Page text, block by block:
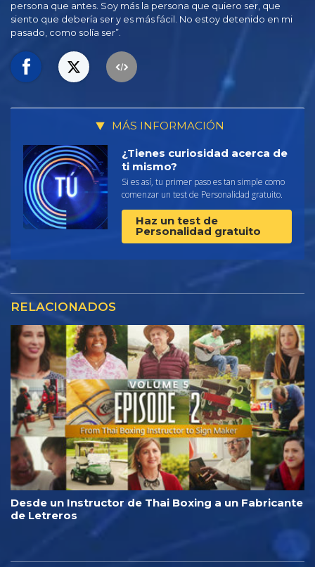
persona que antes. Soy más la persona que quiero ser, que
siento que debería ser y es más fácil. No estoy detenido en mi
pasado, como solía ser”.
MÁS INFORMACIÓN
¿Tienes curiosidad acerca de
ti mismo?
Si es así, tu primer paso es tan simple como
comenzar un test de Personalidad gratuito.
Haz un test de
Personalidad gratuito
RELACIONADOS
Desde un Instructor de Thai Boxing a un Fabricante
de Letreros